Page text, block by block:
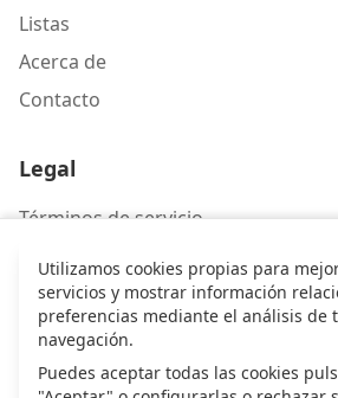
Listas
Acerca de
Contacto
Legal
Términos de servicio
Política de privacidad
Contacto
Escríbenos
Utilizamos cookies propias para
servicios y mostrar información
preferencias mediante el análisis de
navegación.
Puedes aceptar todas las cookies